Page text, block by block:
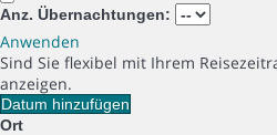
Anz. Übernachtungen:
Anwenden
Sind Sie flexibel mit Ihrem
anzeigen.
Datum hinzufügen
Ort